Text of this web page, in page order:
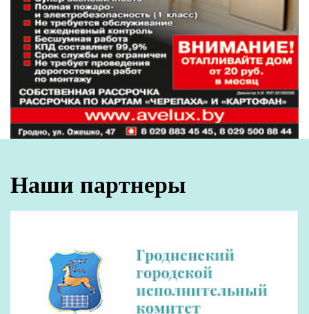
Можно было бы, конечно, сразу отнести это
пожелание в разряд мечтаний, ведь,
понятно, для занятий этим видом спорта
нужна соответствующая база, кадры,
финансирование, но председатель
райисполкома к высказанной просьбе
отнесся со вниманием: «Не первый раз
этого вопроса, в расчет будет браться и такой
момент, как загруженность Ледового дворца.
Позиция главы региона по данной теме:
Познавательным было выступление
начальника Лидской городской и районной
инспекции природных ресурсов и охраны